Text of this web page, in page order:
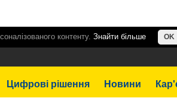
контенту. Знайти більше OK
Цифрові рішення Новини